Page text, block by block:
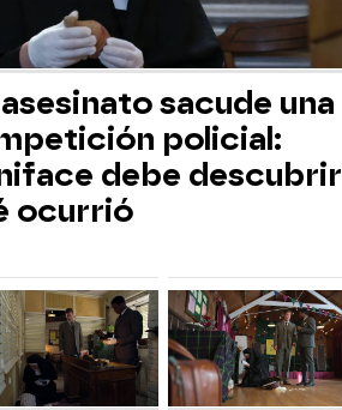
sacude una
policial:
debe descubrir
ocurrió